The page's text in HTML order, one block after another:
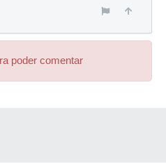
poder comentar